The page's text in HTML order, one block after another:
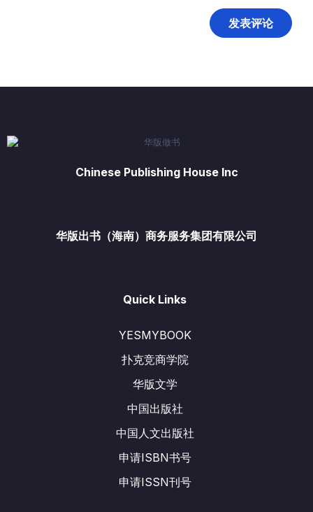
Chinese Publishing House Inc
华版出书（海南）商务服务集团有限公司
Quick Links
YESMYBOOK
扑克竞商学院
华版文学
中国出版社
中国人文出版社
申请ISBN书号
申请ISSN刊号